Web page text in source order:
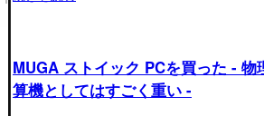
MUGA ストイック PCを買った - 物
算機としてはすごく重い -